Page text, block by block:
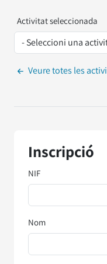
Activitat seleccionada
Veure totes les
Inscripció
NIF
Nom